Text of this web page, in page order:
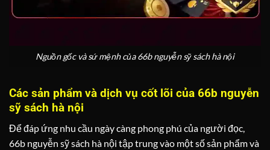
Nguồn gốc và sứ mệnh của 66b nguyễn sỹ sách hà nội
Các sản phẩm và dịch vụ cốt lõi của 66b nguyễn
sỹ sách hà nội
Để đáp ứng nhu cầu ngày càng phong phú của người đọc,
66b nguyễn sỹ sách hà nội tập trung vào một số sản phẩm và